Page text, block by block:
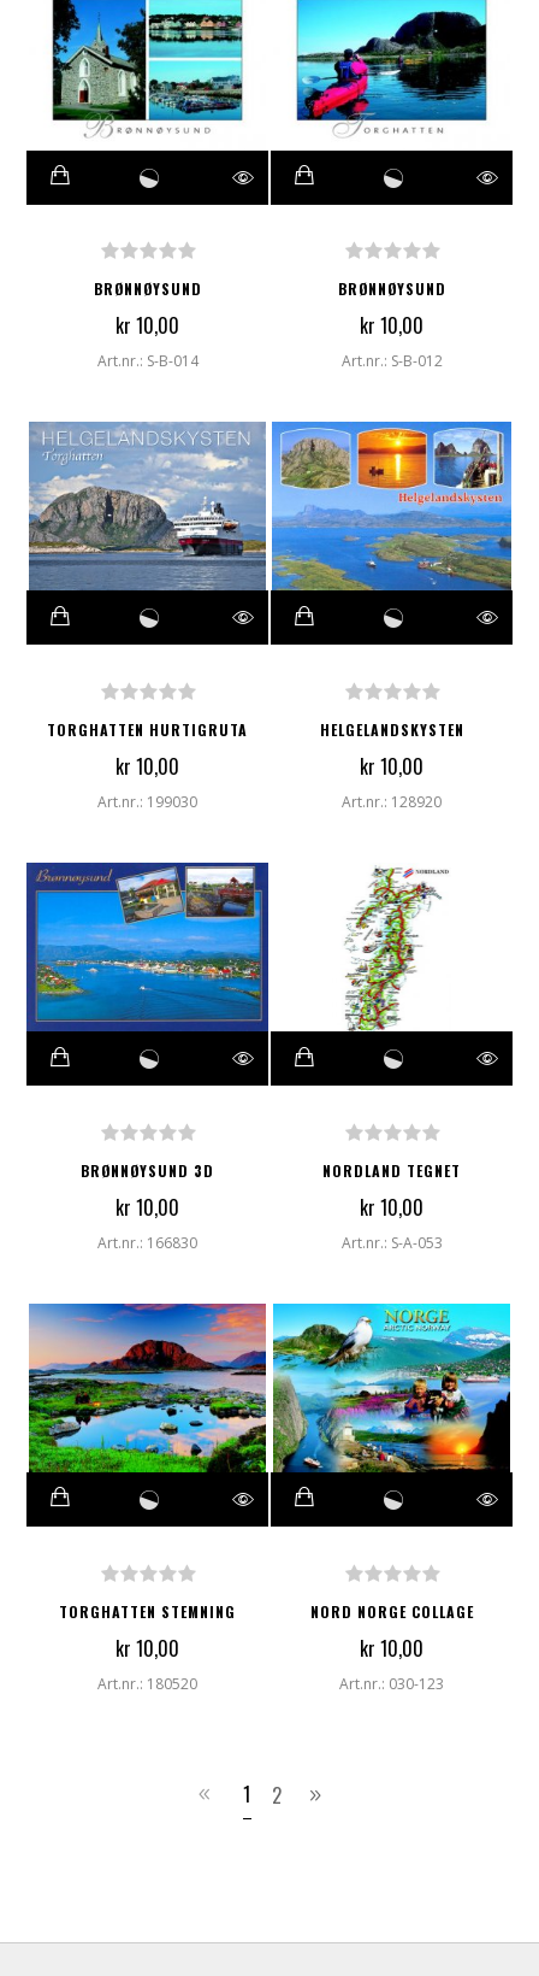
BRØNNØYSUND
kr 10,00
Art.nr.: S-B-014
BRØNNØYSUND
kr 10,00
Art.nr.: S-B-012
TORGHATTEN HURTIGRUTA
kr 10,00
Art.nr.: 199030
HELGELANDSKYSTEN
kr 10,00
Art.nr.: 128920
BRØNNØYSUND 3D
kr 10,00
Art.nr.: 166830
NORDLAND TEGNET
kr 10,00
Art.nr.: S-A-053
TORGHATTEN STEMNING
kr 10,00
Art.nr.: 180520
NORD NORGE COLLAGE
kr 10,00
Art.nr.: 030-123
1 2